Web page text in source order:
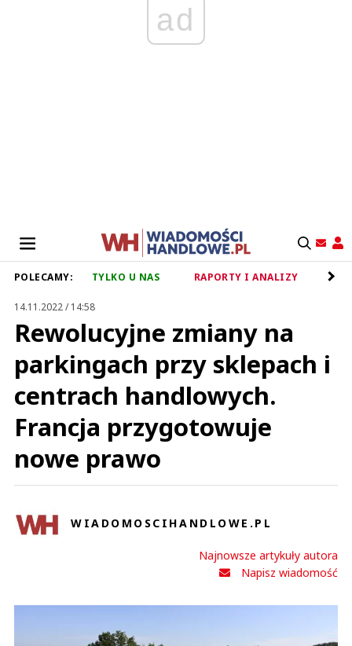
ad
POLECAMY: TYLKO U NAS RAPORTY I ANALIZY
14.11.2022 / 14:58
Rewolucyjne zmiany na
parkingach przy sklepach i
centrach handlowych.
Francja przygotowuje
nowe prawo
WIADOMOSCIHANDLOWE.PL
Najnowsze artykuły autora
Napisz wiadomość